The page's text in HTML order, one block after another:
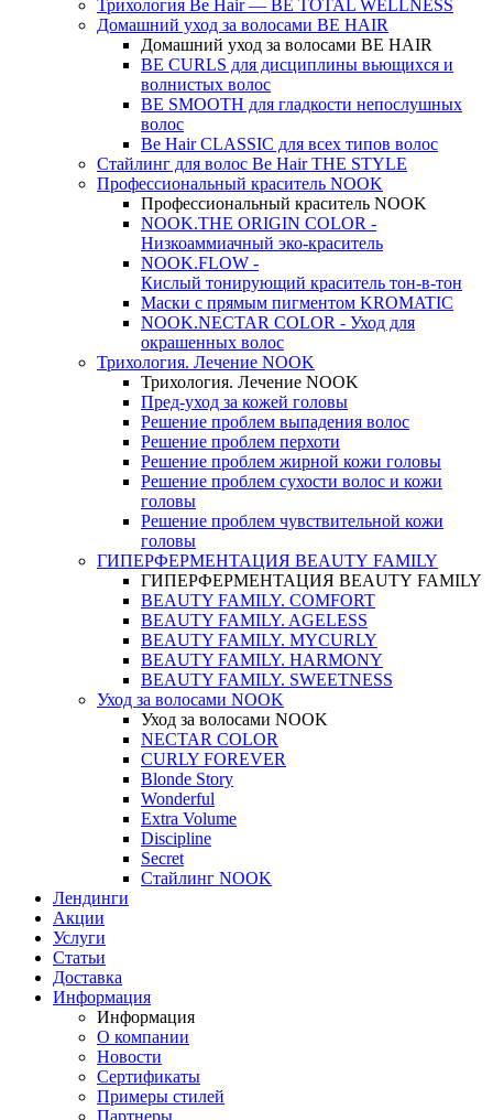
Трихология Be Hair — BE TOTAL WELLNESS
Домашний уход за волосами BE HAIR
Домашний уход за волосами BE HAIR
BE CURLS для дисциплины вьющихся и
волнистых волос
BE SMOOTH для гладкости непослушных
волос
Be Hair CLASSIC для всех типов волос
Стайлинг для волос Be Hair THE STYLE
Профессиональный краситель NOOK
Профессиональный краситель NOOK
NOOK.THE ORIGIN COLOR -
Низкоаммиачный эко-краситель
NOOK.FLOW -
Кислый тонирующий краситель тон-в-тон
Маски с прямым пигментом KROMATIC
NOOK.NECTAR COLOR - Уход для
окрашенных волос
Трихология. Лечение NOOK
Трихология. Лечение NOOK
Пред-уход за кожей головы
Решение проблем выпадения волос
Решение проблем перхоти
Решение проблем жирной кожи головы
Решение проблем сухости волос и кожи
головы
Решение проблем чувствительной кожи
головы
ГИПЕРФЕРМЕНТАЦИЯ BEAUTY FAMILY
ГИПЕРФЕРМЕНТАЦИЯ BEAUTY FAMILY
BEAUTY FAMILY. COMFORT
BEAUTY FAMILY. AGELESS
BEAUTY FAMILY. MYCURLY
BEAUTY FAMILY. HARMONY
BEAUTY FAMILY. SWEETNESS
Уход за волосами NOOK
Уход за волосами NOOK
NECTAR COLOR
CURLY FOREVER
Blonde Story
Wonderful
Extra Volume
Discipline
Secret
Стайлинг NOOK
Лендинги
Акции
Услуги
Статьи
Доставка
Информация
Информация
О компании
Новости
Сертификаты
Примеры стилей
Партнеры